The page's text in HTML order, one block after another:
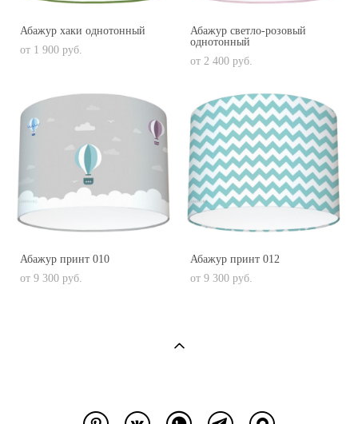
Абажур хаки однотонный
от 1 900 pуб.
Абажур светло-розовый
однотонный
от 2 400 pуб.
Абажур принт 010
от 9 300 pуб.
Абажур принт 012
от 9 300 pуб.